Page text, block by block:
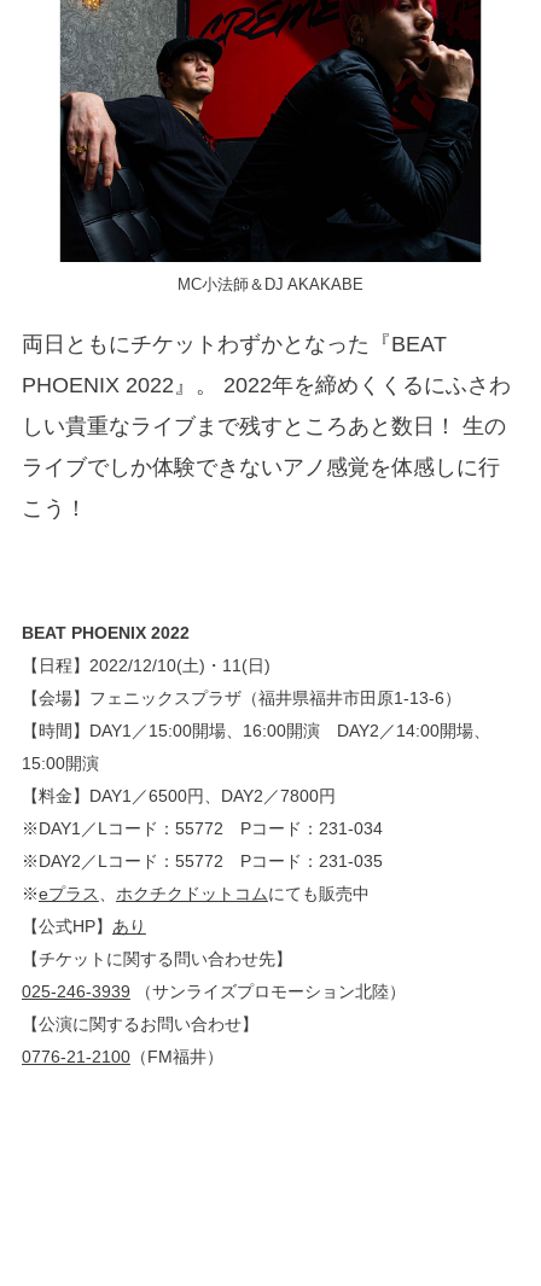
MC小法師＆DJ AKAKABE
両日ともにチケットわずかとなった『BEAT
PHOENIX 2022』。 2022年を締めくくるにふさわ
しい貴重なライブまで残すところあと数日！ 生の
ライブでしか体験できないアノ感覚を体感しに行
こう！
BEAT PHOENIX 2022
【日程】2022/12/10(土)・11(日)
【会場】フェニックスプラザ（福井県福井市田原1-13-6）
【時間】DAY1／15:00開場、16:00開演 DAY2／14:00開場、
15:00開演
【料金】DAY1／6500円、DAY2／7800円
※DAY1／Lコード：55772 Pコード：231-034
※DAY2／Lコード：55772 Pコード：231-035
※eプラス ホクチクドットコムにても販売中
【公式HP】 あり
【チケットに関する問い合わせ先】
025-246-3939 （サンライズプロモーション北陸）
【公演に関するお問い合わせ】
0776-21-2100（FM福井）